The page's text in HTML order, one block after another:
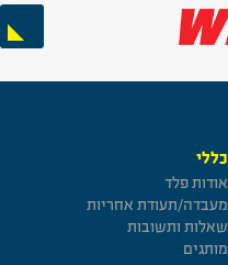
Next
כללי
אודות פלד
מעבדה/תעודת אחריות
שאלות ותשובות
מותגים